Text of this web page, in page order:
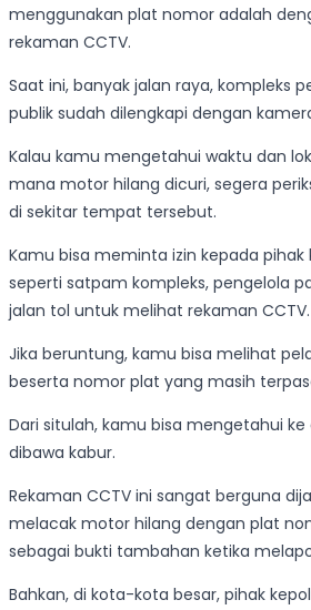
menggunakan plat nomor adalah
rekaman CCTV.
Saat ini, banyak jalan raya, kompleks
publik sudah dilengkapi dengan
Kalau kamu mengetahui waktu dan
mana motor hilang dicuri, segera
di sekitar tempat tersebut.
Kamu bisa meminta izin kepada
seperti satpam kompleks, pengelola
jalan tol untuk melihat rekaman CCTV.
Jika beruntung, kamu bisa melihat
beserta nomor plat yang masih
Dari situlah, kamu bisa mengetahui
dibawa kabur.
Rekaman CCTV ini sangat berguna
melacak motor hilang dengan plat
sebagai bukti tambahan ketika
Bahkan, di kota-kota besar, pihak